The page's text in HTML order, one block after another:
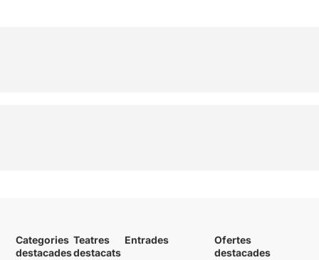
Categories
destacades
Teatres
destacats
Entrades
Ofertes
destacades